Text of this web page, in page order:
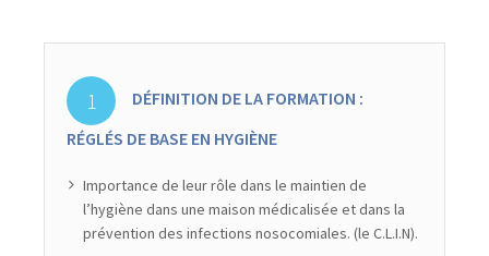
DÉFINITION DE LA FORMATION :
RÉGLÉS DE BASE EN HYGIÈNE
Importance de leur rôle dans le maintien de
l’hygiène dans une maison médicalisée et dans la
prévention des infections nosocomiales. (le C.L.I.N).